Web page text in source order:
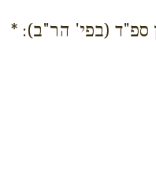
ספ"ד (בפי' הר"ב): *